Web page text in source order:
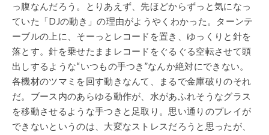
っ腹なんだろう。とりあえず、先ほどからずっと気になっ
ていた「DJの動き」の理由がようやくわかった。ターンテ
ーブルの上に、そーっとレコードを置き、ゆっくりと針を
落とす。針を乗せたままレコードをぐるぐる空転させて頭
出しするような“いつもの手つき”なんか絶対にできない。
各機材のツマミを回す動きなんて、まるで金庫破りのそれ
だ。ブース内のあらゆる動作が、水があふれそうなグラス
を移動させるような手つきと足取り。思い通りのプレイが
できないというのは、大変なストレスだろうと思ったが、